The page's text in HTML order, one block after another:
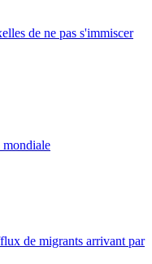
de ne pas s'immiscer
mondiale
de migrants arrivant par